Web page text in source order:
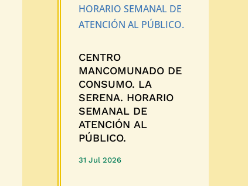
CENTRO
MANCOMUNADO DE
CONSUMO. LA
SERENA. HORARIO
SEMANAL DE
ATENCIÓN AL
PÚBLICO.
31 Jul 2026